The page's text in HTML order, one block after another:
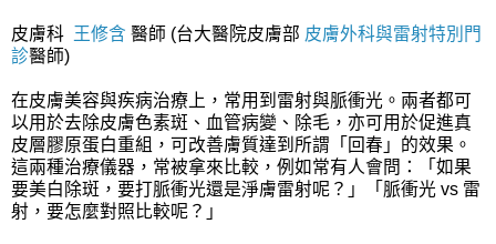
皮膚科 王修含 醫師 (台大醫院皮膚部 皮膚外科與雷射特別門
診醫師)
在皮膚美容與疾病治療上，常用到雷射與脈衝光。兩者都可
以用於去除皮膚色素斑、血管病變、除毛，亦可用於促進真
皮層膠原蛋白重組，可改善膚質達到所謂「回春」的效果。
這兩種治療儀器，常被拿來比較，例如常有人會問：「如果
要美白除斑，要打脈衝光還是淨膚雷射呢？」「脈衝光 vs 雷
射，要怎麼對照比較呢？」